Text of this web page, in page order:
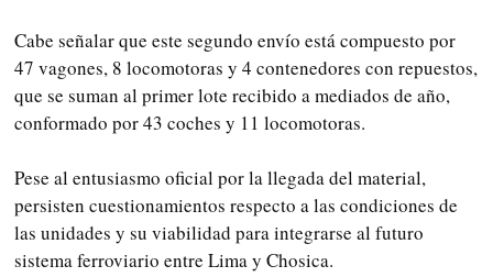
Cabe señalar que este segundo envío está compuesto por
47 vagones, 8 locomotoras y 4 contenedores con repuestos,
que se suman al primer lote recibido a mediados de año,
conformado por 43 coches y 11 locomotoras.
Pese al entusiasmo oficial por la llegada del material,
persisten cuestionamientos respecto a las condiciones de
las unidades y su viabilidad para integrarse al futuro
sistema ferroviario entre Lima y Chosica.